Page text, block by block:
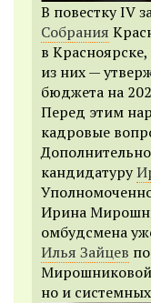
В повестку IV
Собрания
в
из них —
бюджета на
Перед этим
кадровые
кандидатуру
Ирина
омбудсмена
Илья Зайцев
Мирошниковой
но и